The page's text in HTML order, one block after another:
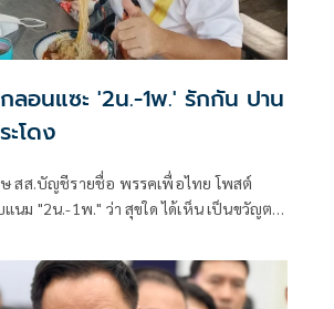
อนแซะ '2น.-1พ.' รักกัน ปาน
ะโดง
ษ สส.บัญชีรายชื่อ พรรคเพื่อไทย โพสต์
นม "2น.-1พ." ว่า สุขใด ได้เห็น เป็นขวัญตา